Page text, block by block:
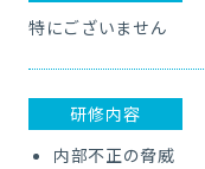
特にございません
研修内容
内部不正の脅威